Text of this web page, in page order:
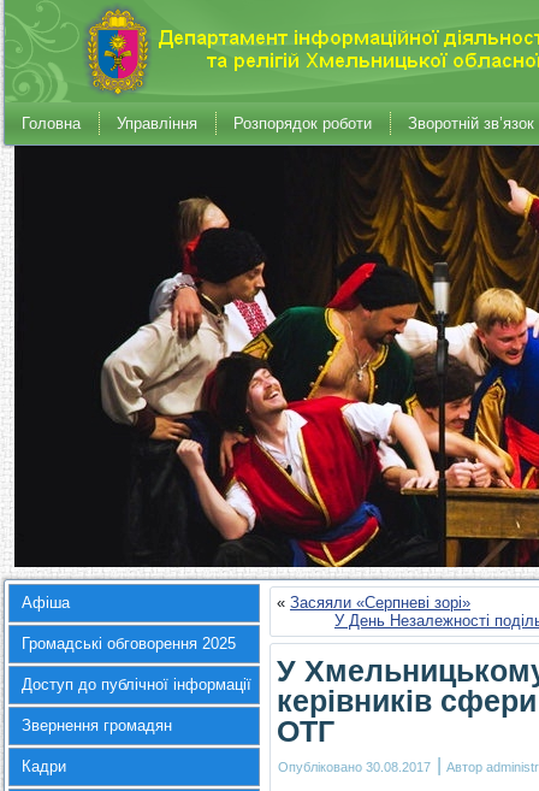
Головна Управління Розпорядок роботи Зворотній зв’язок
Афіша
Громадські обговорення 2025
Доступ до публічної інформації
Звернення громадян
Кадри
« Засяяли «Серпневі зорі»
У День Незалежності
У
керівників
ОТГ
Опубліковано 30.08.2017 | Автор